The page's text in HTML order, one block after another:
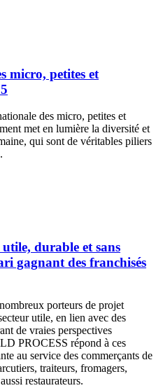
micro, petites et
des micro, petites et
met en lumière la diversité et
qui sont de véritables piliers
durable et sans
gagnant des franchisés
porteurs de projet
utile, en lien avec des
de vraies perspectives
PROCESS répond à ces
au service des commerçants de
traiteurs, fromagers,
restaurateurs.